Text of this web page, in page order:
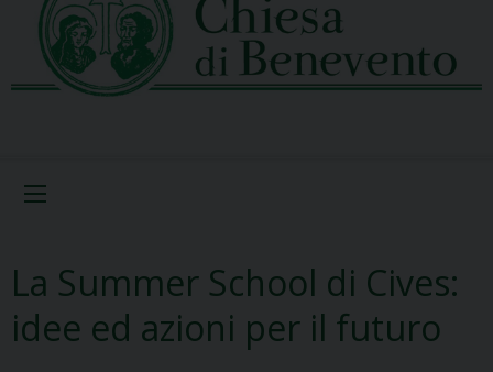
La Summer School di Cives:
idee ed azioni per il futuro